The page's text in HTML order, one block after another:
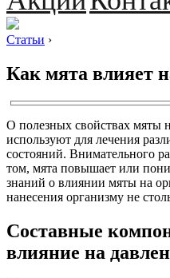
Статьи ›
Как мята влияет
О полезных свойствах мяты
используют для лечения
состояний. Внимательного
том, мята повышает или
знаний о влиянии мяты на
нанесения организму не
Составные
влияние на